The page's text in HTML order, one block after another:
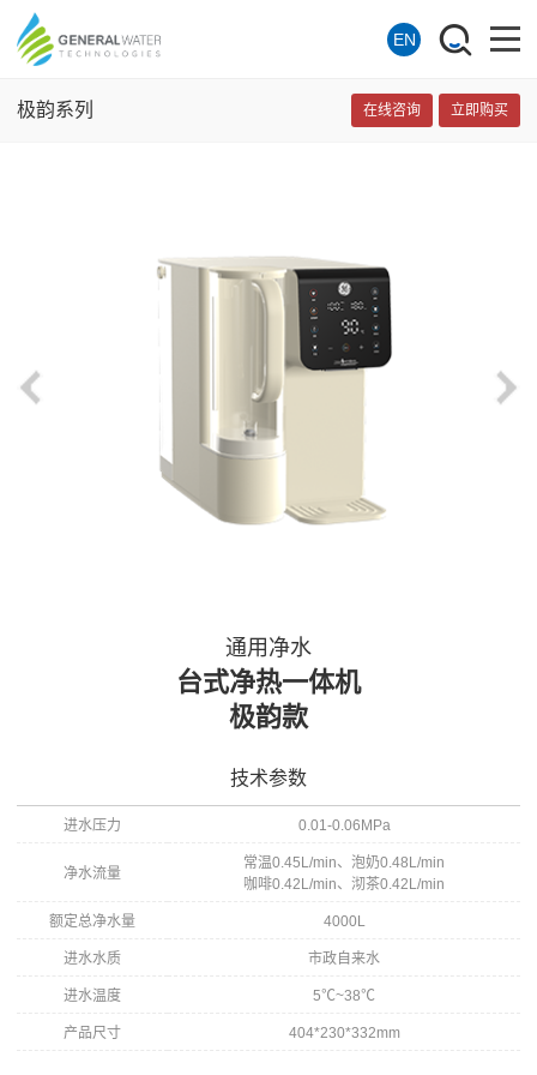
EN
极韵系列 在线咨询 立即购买
通用净水
台式净热一体机
极韵款
技术参数
进水压力 0.01-0.06MPa
净水流量
常温0.45L/min、泡奶0.48L/min
咖啡0.42L/min、沏茶0.42L/min
额定总净水量 4000L
进水水质 市政自来水
进水温度 5℃~38℃
产品尺寸 404*230*332mm